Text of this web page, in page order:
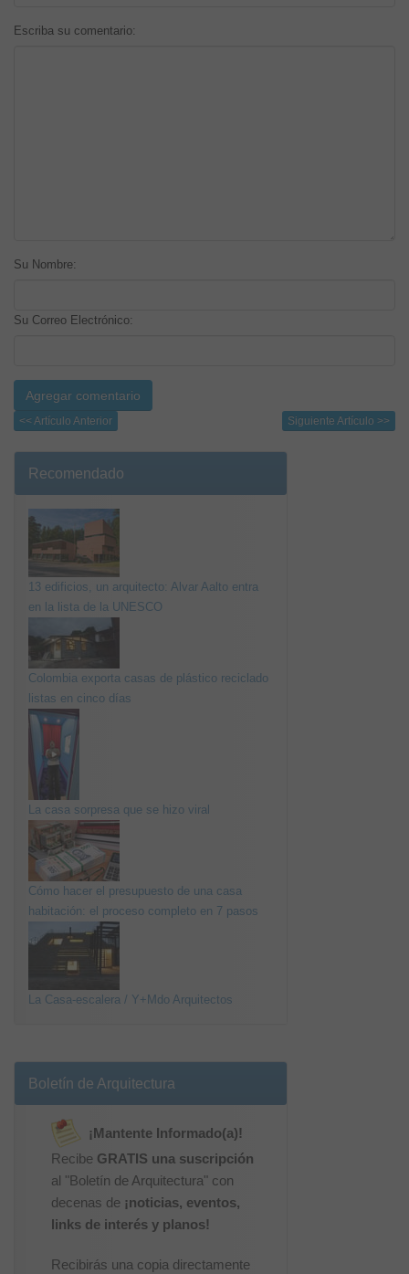
Escriba su comentario:
Su Nombre:
Su Correo Electrónico:
<< Artículo Anterior Siguiente Artículo >>
Recomendado
13 edificios, un arquitecto: Alvar Aalto entra
en la lista de la UNESCO
Colombia exporta casas de plástico reciclado
listas en cinco días
La casa sorpresa que se hizo viral
Cómo hacer el presupuesto de una casa
habitación: el proceso completo en 7 pasos
La Casa-escalera / Y+Mdo Arquitectos
Boletín de Arquitectura
¡Mantente Informado(a)!
Recibe GRATIS una suscripción
al "Boletín de Arquitectura" con
decenas de ¡noticias, eventos,
links de interés y planos!
Recibirás una copia directamente